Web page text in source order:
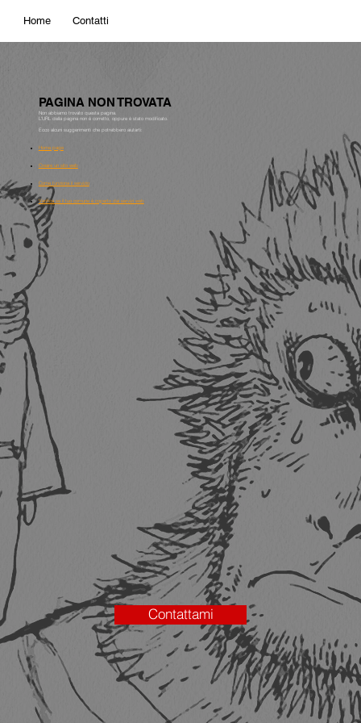
Home Contatti
PAGINA NON TROVATA
Non abbiamo trovato questa pagina.
L'URL della pagina non è corretto, oppure è stato modificato.
Ecco alcuni suggerimenti che potrebbero aiutarti:
Home page
Creare un sito web
Come funziona il servizio
Verifica se il tuo comune è coperto dai servizi web
Contattami